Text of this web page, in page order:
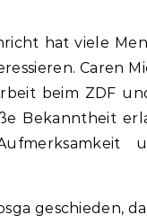
Caren
beim ZDF
Bekanntheit
geschieden,